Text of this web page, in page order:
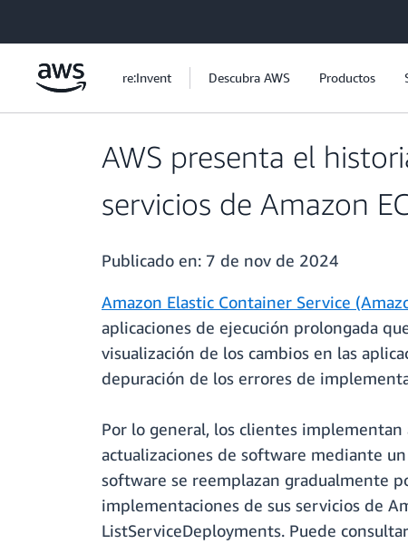
re:Invent Descubra AWS Productos
AWS presenta el
servicios de Amazon
Publicado en: 7 de nov de 2024
Amazon Elastic Container Service
aplicaciones de ejecución prolongada
visualización de los cambios en las
depuración de los errores de
Por lo general, los clientes
actualizaciones de software mediante
software se reemplazan gradualmente
implementaciones de sus servicios de
ListServiceDeployments. Puede